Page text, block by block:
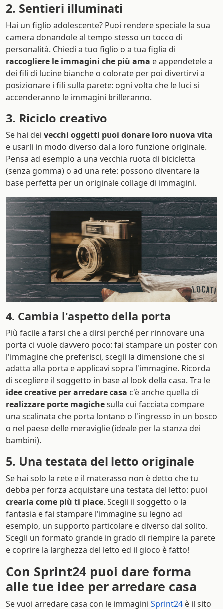
2. Sentieri illuminati
Hai un figlio adolescente? Puoi rendere speciale la sua
camera donandole al tempo stesso un tocco di
personalità. Chiedi a tuo figlio o a tua figlia di
raccogliere le immagini che più ama e appendetele a
dei fili di lucine bianche o colorate per poi divertirvi a
posizionare i fili sulla parete: ogni volta che le luci si
accenderanno le immagini brilleranno.
3. Riciclo creativo
Se hai dei vecchi oggetti puoi donare loro nuova vita
e usarli in modo diverso dalla loro funzione originale.
Pensa ad esempio a una vecchia ruota di bicicletta
(senza gomma) o ad una rete: possono diventare la
base perfetta per un originale collage di immagini.
4. Cambia l'aspetto della porta
Più facile a farsi che a dirsi perché per rinnovare una
porta ci vuole davvero poco: fai stampare un poster con
l'immagine che preferisci, scegli la dimensione che si
adatta alla porta e applicavi sopra l'immagine. Ricorda
di scegliere il soggetto in base al look della casa. Tra le
idee creative per arredare casa c'è anche quella di
realizzare porte magichesulla cui facciata compare
una scalinata che porta lontano o l'ingresso in un bosco
o nel paese delle meraviglie (ideale per la stanza dei
bambini).
5. Una testata del letto originale
Se hai solo la rete e il materasso non è detto che tu
debba per forza acquistare una testata del letto: puoi
crearla come più ti piace. Scegli il soggetto o la
fantasia e fai stampare l'immagine su legno ad
esempio, un supporto particolare e diverso dal solito.
Scegli un formato grande in grado di riempire la parete
e coprire la larghezza del letto ed il gioco è fatto!
Con Sprint24 puoi dare forma
alle tue idee per arredare casa
Se vuoi arredare casa con le immagini Sprint24 è il sito